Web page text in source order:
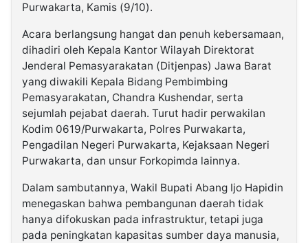
Purwakarta, Kamis (9/10).
Acara berlangsung hangat dan penuh kebersamaan,
dihadiri oleh Kepala Kantor Wilayah Direktorat
Jenderal Pemasyarakatan (Ditjenpas) Jawa Barat
yang diwakili Kepala Bidang Pembimbing
Pemasyarakatan, Chandra Kushendar, serta
sejumlah pejabat daerah. Turut hadir perwakilan
Kodim 0619/Purwakarta, Polres Purwakarta,
Pengadilan Negeri Purwakarta, Kejaksaan Negeri
Purwakarta, dan unsur Forkopimda lainnya.
Dalam sambutannya, Wakil Bupati Abang Ijo Hapidin
menegaskan bahwa pembangunan daerah tidak
hanya difokuskan pada infrastruktur, tetapi juga
pada peningkatan kapasitas sumber daya manusia,